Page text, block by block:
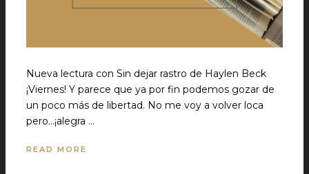
Nueva lectura con Sin dejar rastro de Haylen Beck
¡Viernes! Y parece que ya por fin podemos gozar de
un poco más de libertad. No me voy a volver loca
pero...¡alegra …
READ MORE